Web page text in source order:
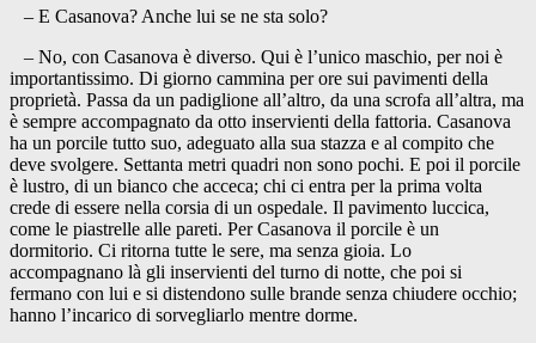
– E Casanova? Anche lui se ne sta solo?
– No, con Casanova è diverso. Qui è l’unico maschio, per noi è
importantissimo. Di giorno cammina per ore sui pavimenti della
proprietà. Passa da un padiglione all’altro, da una scrofa all’altra, ma
è sempre accompagnato da otto inservienti della fattoria. Casanova
ha un porcile tutto suo, adeguato alla sua stazza e al compito che
deve svolgere. Settanta metri quadri non sono pochi. E poi il porcile
è lustro, di un bianco che acceca; chi ci entra per la prima volta
crede di essere nella corsia di un ospedale. Il pavimento luccica,
come le piastrelle alle pareti. Per Casanova il porcile è un
dormitorio. Ci ritorna tutte le sere, ma senza gioia. Lo
accompagnano là gli inservienti del turno di notte, che poi si
fermano con lui e si distendono sulle brande senza chiudere occhio;
hanno l’incarico di sorvegliarlo mentre dorme.